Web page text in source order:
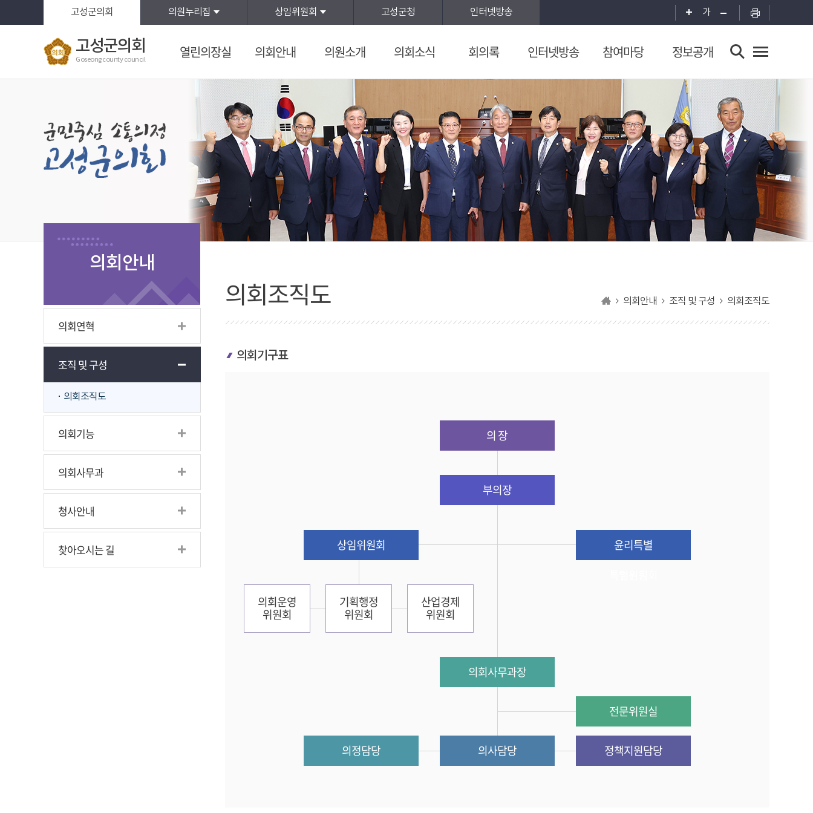
고성군의회 의원누리집 상임위원회 고성군청 인터넷방송 가
고성군의회
Goseong county council 열린의장실 의회안내 의원소개 의회소식 회의록 인터넷방송 참여마당 정보공개
의회안내
의회연혁
조직 및 구성
의회조직도
의회기능
의회사무과
청사안내
찾아오시는 길
의회안내 조직 및 구성 의회조직도
의회조직도
의회기구표
의 장
부의장
상임위원회
의회운영
위원회
기획행정
위원회
산업경제
위원회
특별위원회
예산결산
윤리특별
의회사무과장
전문위원실
의정담당 의사담당 정책지원담당